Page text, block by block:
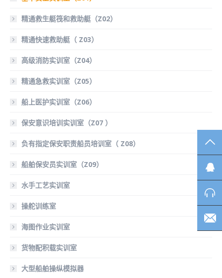
精通救生艇筏和救助艇（Z02）
精通快速救助艇（ Z03）
高级消防实训室（Z04）
精通急救实训室（Z05）
船上医护实训室（Z06）
保安意识培训实训室（Z07 ）
负有指定保安职责船员培训室（ Z08）
船舶保安员实训室（Z09）
水手工艺实训室
操舵训练室
海图作业实训室
货物配积载实训室
大型船舶操纵模拟器